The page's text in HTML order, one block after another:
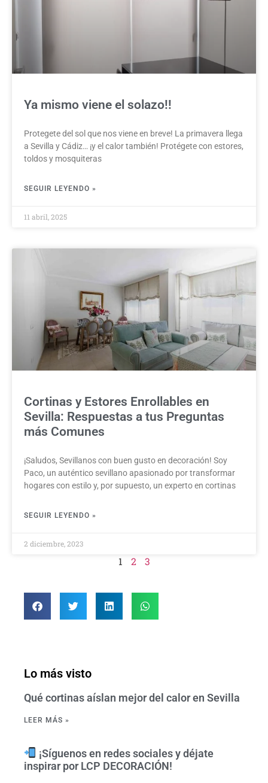
Ya mismo viene el solazo!!
Protegete del sol que nos viene en breve! La primavera llega
a Sevilla y Cádiz… ¡y el calor también! Protégete con estores,
toldos y mosquiteras
SEGUIR LEYENDO »
11 abril, 2025
Cortinas y Estores Enrollables en
Sevilla: Respuestas a tus Preguntas
más Comunes
¡Saludos, Sevillanos con buen gusto en decoración! Soy
Paco, un auténtico sevillano apasionado por transformar
hogares con estilo y, por supuesto, un experto en cortinas
SEGUIR LEYENDO »
2 diciembre, 2023
1 2 3
Lo más visto
Qué cortinas aíslan mejor del calor en Sevilla
LEER MÁS »
¡Síguenos en redes sociales y déjate
inspirar por LCP DECORACIÓN!